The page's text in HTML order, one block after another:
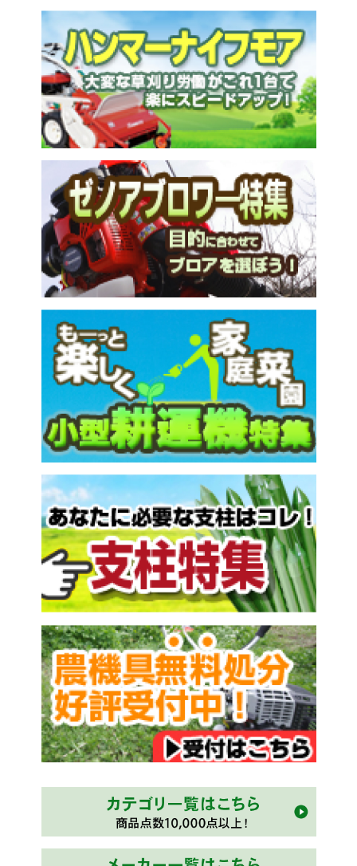
FAXでのご注文
0739-72-453224時間受付